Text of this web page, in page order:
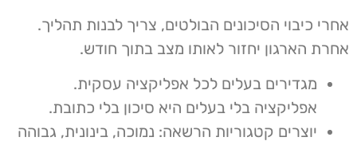
אחרי כיבוי הסיכונים הבולטים, צריך לבנות תהליך.
אחרת הארגון יחזור לאותו מצב בתוך חודש.
מגדירים בעלים לכל אפליקציה עסקית.
אפליקציה בלי בעלים היא סיכון בלי כתובת.
יוצרים קטגוריות הרשאה: נמוכה, בינונית, גבוהה